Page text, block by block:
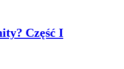
Część I